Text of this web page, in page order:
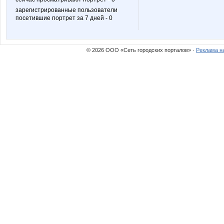
зарегистрированные пользователи
посетившие портрет за 7 дней - 0
© 2026 ООО «Сеть городских порталов» · Реклама